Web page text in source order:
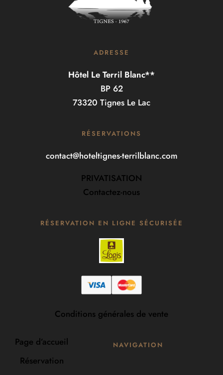
ADRESSE
Hôtel Le Terril Blanc**
BP 62
73320 Tignes Le Lac
RÉSERVATIONS
contact@hoteltignes-terrilblanc.com
PRIVATISATION
Contactez-nous
RÉSERVATION EN LIGNE SÉCURISÉE
Conditions générales de vente
NAVIGATION
Page d’accueil
Réservation